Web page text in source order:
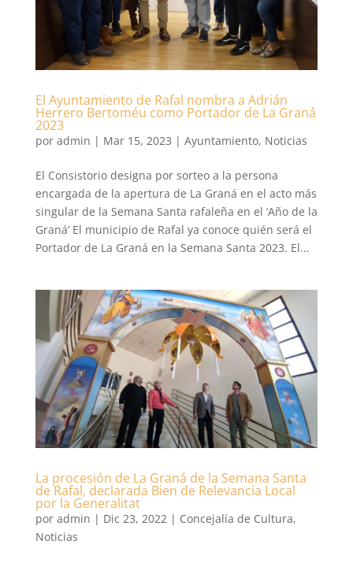
El Ayuntamiento de Rafal nombra a Adrián
Herrero Bertoméu como Portador de La Graná
2023
por admin | Mar 15, 2023 | Ayuntamiento, Noticias
El Consistorio designa por sorteo a la persona
encargada de la apertura de La Graná en el acto más
singular de la Semana Santa rafaleña en el ‘Año de la
Graná’ El municipio de Rafal ya conoce quién será el
Portador de La Graná en la Semana Santa 2023. El...
La procesión de La Graná de la Semana Santa
de Rafal, declarada Bien de Relevancia Local
por la Generalitat
por admin | Dic 23, 2022| Concejalía de Cultura,
Noticias